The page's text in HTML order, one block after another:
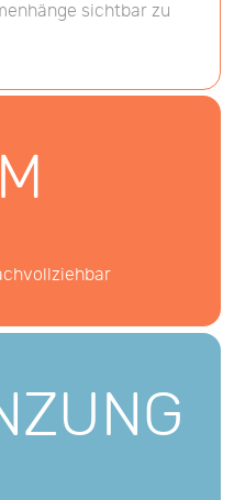
sichtbar zu